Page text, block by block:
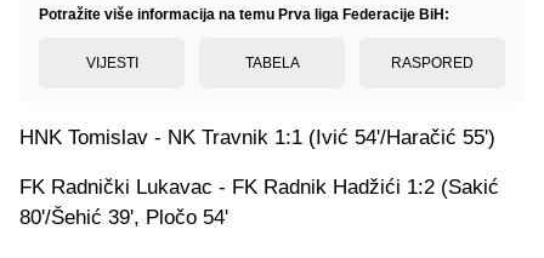
Potražite više informacija na temu Prva liga Federacije BiH:
VIJESTI TABELA RASPORED
HNK Tomislav - NK Travnik 1:1 (Ivić 54'/Haračić 55')
FK Radnički Lukavac - FK Radnik Hadžići 1:2 (Sakić
80'/Šehić 39', Pločo 54'